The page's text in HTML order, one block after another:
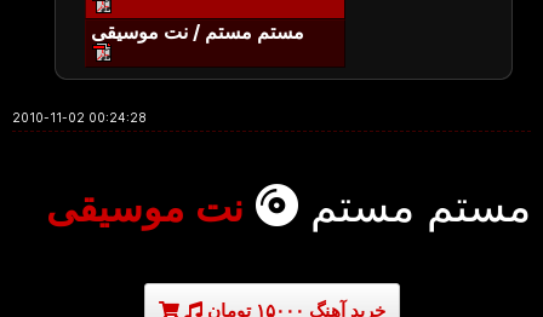
مستم مستم / نت موسیقی
2010-11-02 00:24:28
مستم مستم نت موسیقی
خرید آهنگ ۱۵۰۰۰ تومان